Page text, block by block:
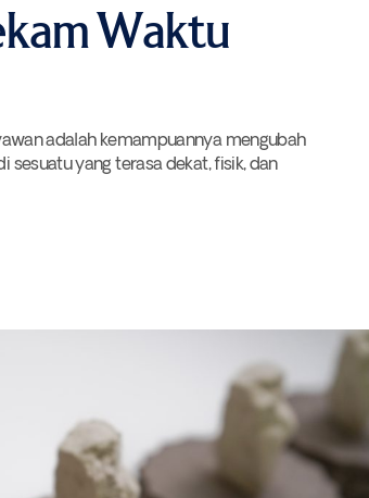
Waktu
adalah kemampuannya mengubah
yang terasa dekat, fisik, dan